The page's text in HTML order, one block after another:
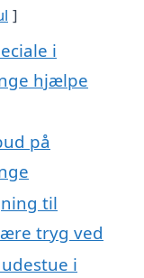
i
hjælpe
på
til
tryg ved
i